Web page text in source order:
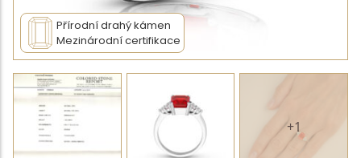
Přírodní drahý kámen
Mezinárodní certifikace
+1